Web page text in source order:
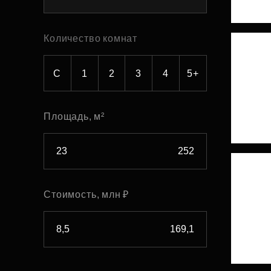
Рефинансирование
Количество комнат
С 1 2 3 4 5+
Площадь, м²
Стоимость, млн ₽